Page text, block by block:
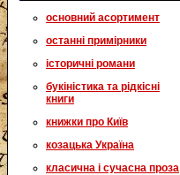
основний асортимент
останні примірники
історичні романи
букіністика та рідкісні
книги
книжки про Київ
козацька Україна
класична і сучасна проза